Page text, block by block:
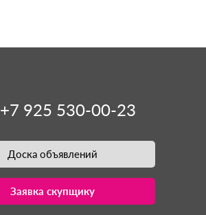
+7 925 530-00-23
Доска объявлений
Заявка скупщику